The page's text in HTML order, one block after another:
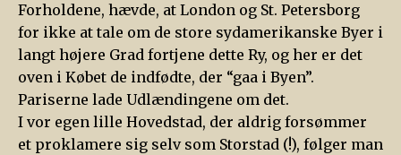
Forholdene, hævde, at London og St. Petersborg
for ikke at tale om de store sydamerikanske Byer i
langt højere Grad fortjene dette Ry, og her er det
oven i Købet de indfødte, der “gaa i Byen”.
Pariserne lade Udlændingene om det.
I vor egen lille Hovedstad, der aldrig forsømmer
et proklamere sig selv som Storstad (!), følger man